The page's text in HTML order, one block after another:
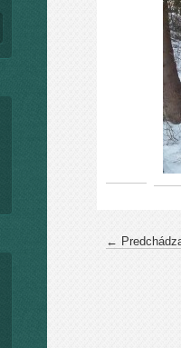
←